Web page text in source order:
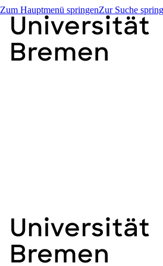
Zum Hauptmenü springenZur Suche